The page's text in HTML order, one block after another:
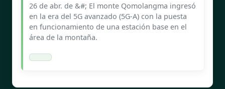
26 de abr. de &#; El monte Qomolangma ingresó
en la era del 5G avanzado (5G-A) con la puesta
en funcionamiento de una estación base en el
área de la montaña.